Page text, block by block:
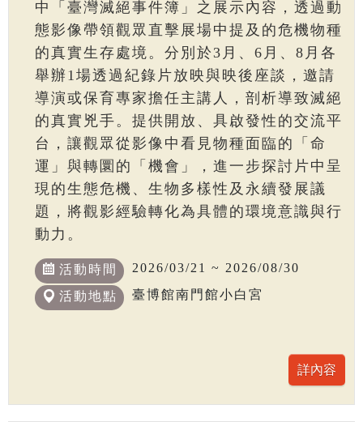
中「臺灣滅絕事件簿」之展示內容，透過動
態影像帶領觀眾直擊展場中提及的危機物種
的真實生存處境。分別於3月、6月、8月各
舉辦1場透過紀錄片放映與映後座談，邀請
導演或保育專家擔任主講人，剖析導致滅絕
的真實兇手。提供開放、具啟發性的交流平
台，讓觀眾從影像中看見物種面臨的「命
運」與轉圜的「機會」，進一步探討片中呈
現的生態危機、生物多樣性及永續發展議
題，將觀影經驗轉化為具體的環境意識與行
動力。
活動時間 2026/03/21 ~ 2026/08/30
活動地點 臺博館南門館小白宮